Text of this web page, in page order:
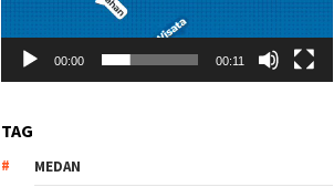
00:00 00:11
TAG
MEDAN